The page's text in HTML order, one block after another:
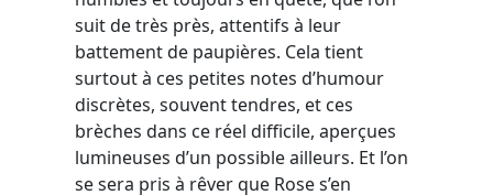
suit de très près, attentifs à leur
battement de paupières. Cela tient
surtout à ces petites notes d’humour
discrètes, souvent tendres, et ces
brèches dans ce réel difficile, aperçues
lumineuses d’un possible ailleurs. Et l’on
se sera pris à rêver que Rose s’en